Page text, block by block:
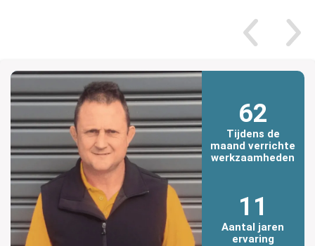
62
Tijdens de
maand verrichte
werkzaamheden
11
Aantal jaren
ervaring